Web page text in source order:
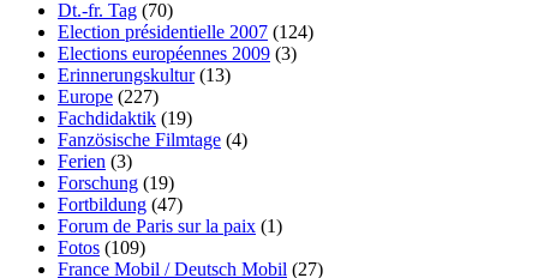
Dt.-fr. Tag (70)
Election présidentielle 2007 (124)
Elections européennes 2009 (3)
Erinnerungskultur(13)
Europe (227)
Fachdidaktik (19)
Fanzösische Filmtage (4)
Ferien (3)
Forschung (19)
Fortbildung (47)
Forum de Paris sur la paix (1)
Fotos (109)
France Mobil / Deutsch Mobil (27)